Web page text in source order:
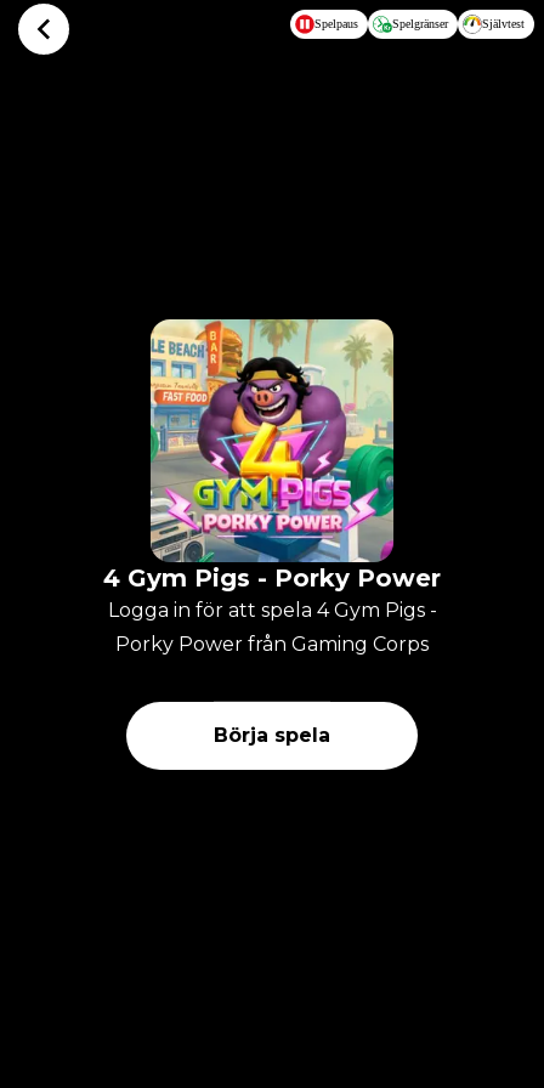
Hoppa till huvudinnehållet Spelpaus Spelgränser Självtest
4 Gym Pigs - Porky Power
Logga in för att spela 4 Gym Pigs -
Porky Power från Gaming Corps
Börja spela